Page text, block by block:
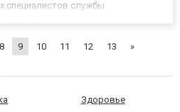
специалистов службы
8 9 10 11 12 13 »
Здоровье